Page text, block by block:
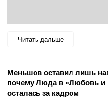
Читать дальше
Меньшов оставил лишь
почему Люда в «Любовь и
осталась за кадром